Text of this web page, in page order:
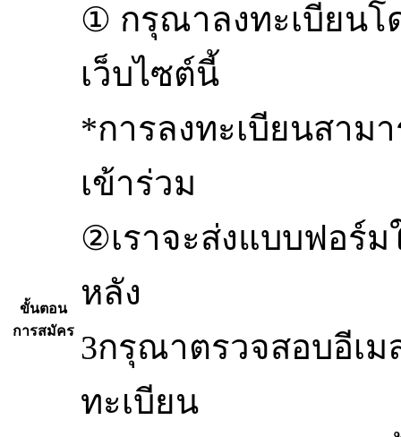
ขั้นตอน
การสมัคร
① กรุณาลงทะเบียน
เว็บไซต์นี้
*การลงทะเบียนสาม
เข้าร่วม
②เราจะส่งแบบฟอร์
หลัง
3กรุณาตรวจสอบอีเ
ทะเบียน